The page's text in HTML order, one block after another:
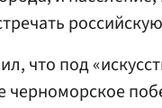
что под
черноморское